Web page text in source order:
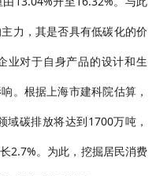
力，其是否具有低碳化的价
业对于自身产品的设计和生
。根据上海市建科院估算，
碳排放将达到1700万吨，
2.7%。为此，挖掘居民消费